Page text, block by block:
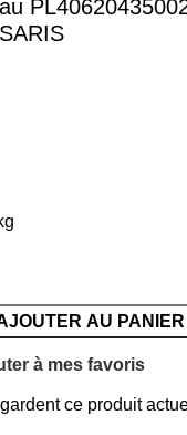
AU PANIER
à mes favoris
ce produit